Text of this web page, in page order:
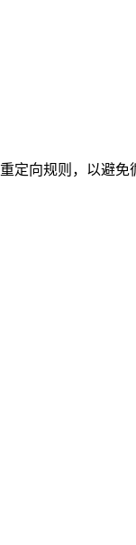
定向规则，以避免